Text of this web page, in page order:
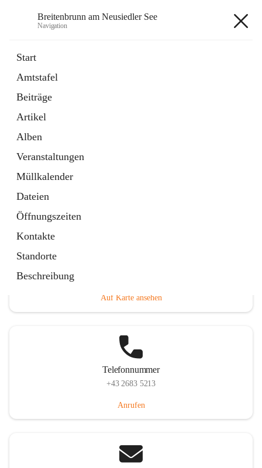
Breitenbrunn am Neusiedler See
Navigation
Start
Amtstafel
Beiträge
Artikel
Alben
Veranstaltungen
Müllkalender
Dateien
Öffnungszeiten
Kontakte
Standorte
Beschreibung
18 Schnellzugriffe
Gemeindeservice
Auf Karte ansehen
Telefonnummer
+43 2683 5213
Anrufen